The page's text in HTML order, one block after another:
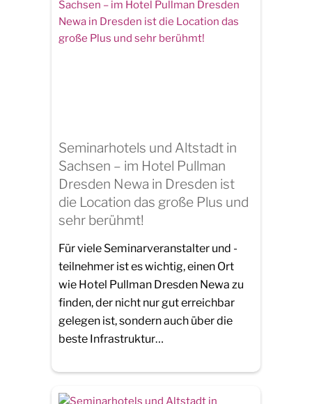
Seminarhotels und Altstadt in
Sachsen – im Hotel Pullman
Dresden Newa in Dresden ist
die Location das große Plus und
sehr berühmt!
Für viele Seminarveranstalter und -
teilnehmer ist es wichtig, einen Ort
wie Hotel Pullman Dresden Newa zu
finden, der nicht nur gut erreichbar
gelegen ist, sondern auch über die
beste Infrastruktur…